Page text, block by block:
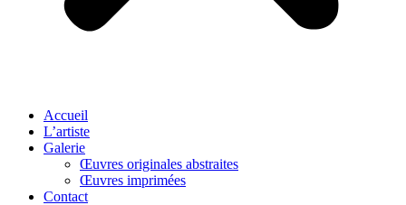
Accueil
L’artiste
Galerie
Œuvres originales abstraites
Œuvres imprimées
Contact